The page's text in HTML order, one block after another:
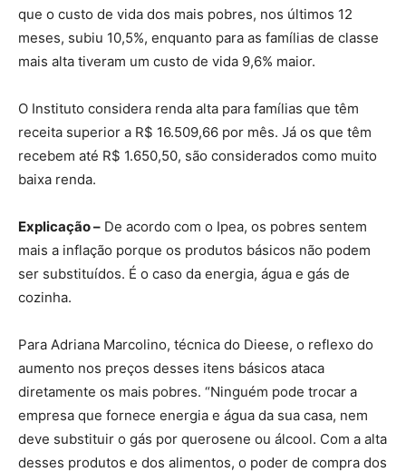
que o custo de vida dos mais pobres, nos últimos 12
meses, subiu 10,5%, enquanto para as famílias de classe
mais alta tiveram um custo de vida 9,6% maior.
O Instituto considera renda alta para famílias que têm
receita superior a R$ 16.509,66 por mês. Já os que têm
recebem até R$ 1.650,50, são considerados como muito
baixa renda.
Explicação – De acordo com o Ipea, os pobres sentem
mais a inflação porque os produtos básicos não podem
ser substituídos. É o caso da energia, água e gás de
cozinha.
Para Adriana Marcolino, técnica do Dieese, o reflexo do
aumento nos preços desses itens básicos ataca
diretamente os mais pobres. “Ninguém pode trocar a
empresa que fornece energia e água da sua casa, nem
deve substituir o gás por querosene ou álcool. Com a alta
desses produtos e dos alimentos, o poder de compra dos